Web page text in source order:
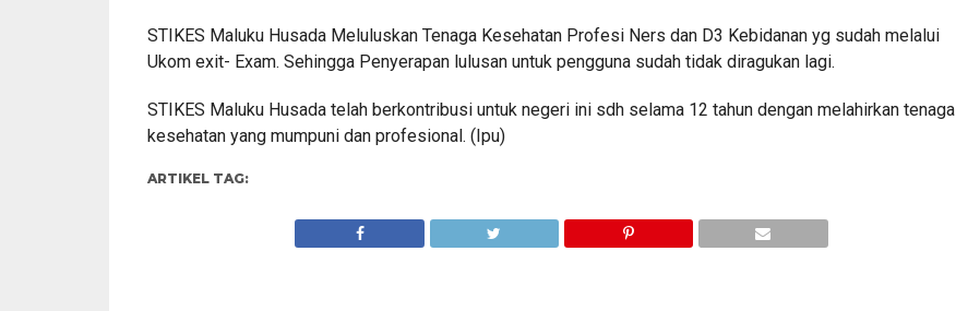
STIKES Maluku Husada Meluluskan Tenaga Kesehatan Profesi Ners dan D3 Kebidanan yg sudah melalui
Ukom exit- Exam. Sehingga Penyerapan lulusan untuk pengguna sudah tidak diragukan lagi.
STIKES Maluku Husada telah berkontribusi untuk negeri ini sdh selama 12 tahun dengan melahirkan tenaga
kesehatan yang mumpuni dan profesional. (Ipu)
ARTIKEL TAG: